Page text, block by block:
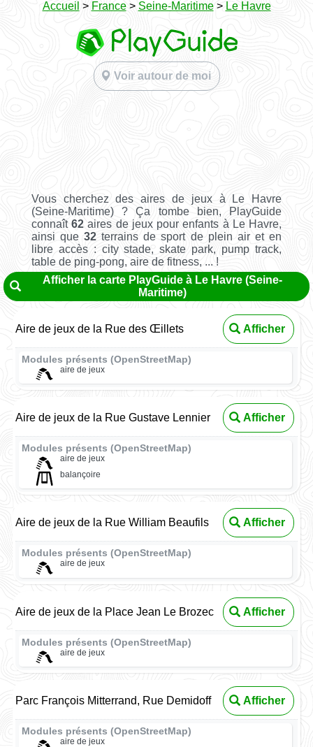
Accueil > France> Seine-Maritime> Le Havre
Voir autour de moi
Vous cherchez des aires de jeux à Le Havre
(Seine-Maritime) ? Ça tombe bien, PlayGuide
connaît62 aires de jeux pour enfants à Le Havre,
ainsi que32 terrains de sport de plein air et en
libre accès : city stade, skate park, pump track,
table de ping-pong, aire de fitness, ... !
Afficher la carte PlayGuide à Le Havre (Seine-
Maritime)
Aire de jeux de la Rue des Œillets Afficher
Modules présents (OpenStreetMap)
aire de jeux
Aire de jeux de la Rue Gustave Lennier Afficher
Modules présents (OpenStreetMap)
aire de jeux
balançoire
Aire de jeux de la Rue William Beaufils Afficher
Modules présents (OpenStreetMap)
aire de jeux
Aire de jeux de la Place Jean Le Brozec Afficher
Modules présents (OpenStreetMap)
aire de jeux
Parc François Mitterrand, Rue Demidoff Afficher
Modules présents (OpenStreetMap)
aire de jeux